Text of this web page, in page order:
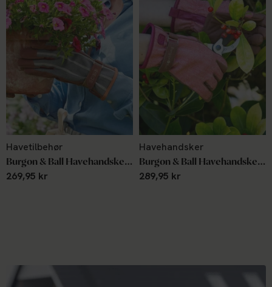
Havetilbehør
Burgon & Ball Havehandsker Striped Glove Grey
269,95 kr
Havehandsker
Burgon & Ball Havehandske - Love The Glove Red Tweed
289,95 kr